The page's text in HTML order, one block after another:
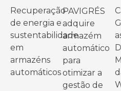
Recuperação
de energia e
sustentabilidade
em
armazéns
automáticos
PAVIGRÉS
adquire
armazém
automático
para
otimizar a
gestão de